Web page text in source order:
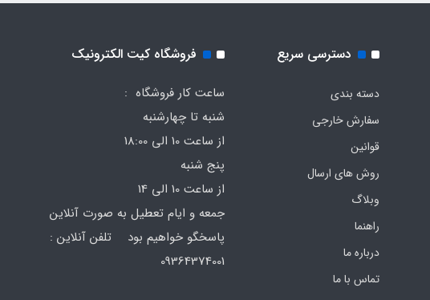
دسترسی سریع
دسته بندی
سفارش خارجی
قوانین
روش های ارسال
وبلاگ
راهنما
درباره ما
تماس با ما
فروشگاه کیت الکترونیک
ساعت کار فروشگاه :
شنبه تا چهارشنبه
از ساعت 10 الی 18:00
پنج شنبه
از ساعت 10 الی 14
جمعه و ایام تعطیل به صورت آنلاین
پاسخگو خواهیم بود تلفن آنلاین :